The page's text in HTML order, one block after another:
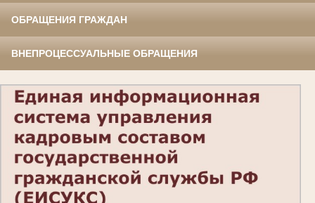
ОБРАЩЕНИЯ ГРАЖДАН
ВНЕПРОЦЕССУАЛЬНЫЕ ОБРАЩЕНИЯ